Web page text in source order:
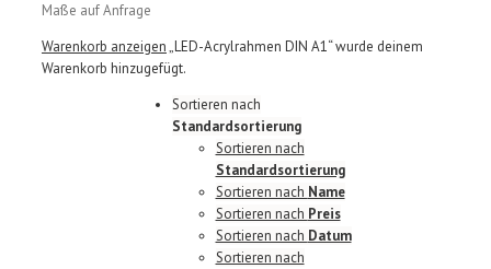
Maße auf Anfrage
Warenkorb anzeigen„LED-Acrylrahmen DIN A1“ wurde deinem
Warenkorb hinzugefügt.
Sortieren nach
Standardsortierung
Sortieren nach
Standardsortierung
Sortieren nach Name
Sortieren nach Preis
Sortieren nach Datum
Sortieren nach